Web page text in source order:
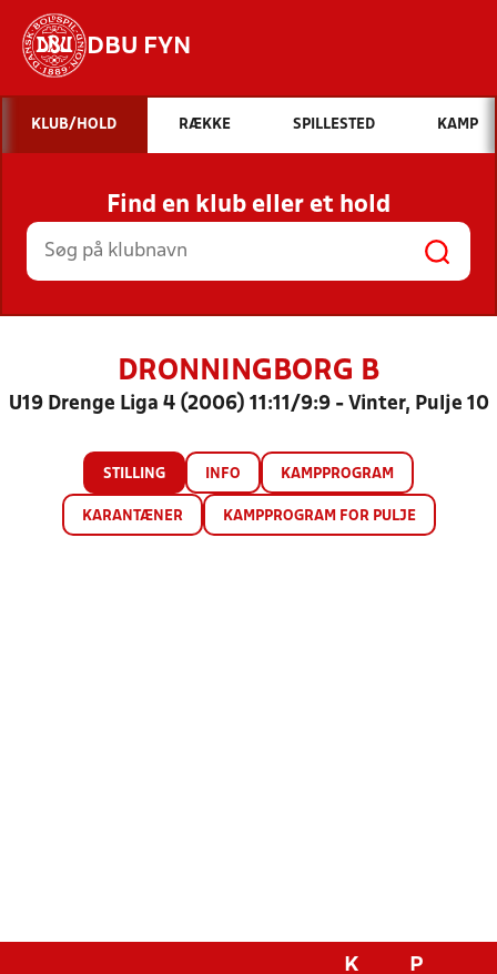
DBU FYN
Hvad vil du søge efter?
INDHOLD OG NYHEDER
STILLINGER, RESULTATER, KLUBBER OG
HOLD
KLUB/HOLD RÆKKE SPILLESTED KAMP
Find en klub eller et hold
DRONNINGBORG B
U19 Drenge Liga 4 (2006) 11:11/9:9 - Vinter, Pulje 10
STILLING INFO KAMPPROGRAM
KARANTÆNER KAMPPROGRAM FOR PULJE
K P